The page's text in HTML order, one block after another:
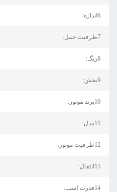
6اندازه:
7ظرفیت حمل:
8رنگ:
9بخش:
10برند موتور:
11مدل:
12ظرفیت موتور:
13انتقال:
14قدرت اسب: